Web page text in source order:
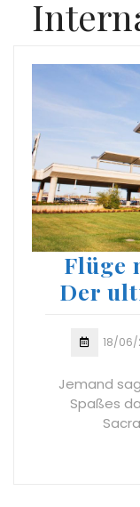
Flüge
Der
18/06/
Jemand
Spaßes